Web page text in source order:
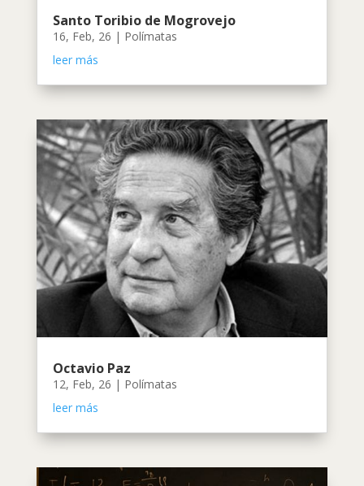
Santo Toribio de Mogrovejo
16, Feb, 26 | Polímatas
leer más
Octavio Paz
12, Feb, 26 | Polímatas
leer más